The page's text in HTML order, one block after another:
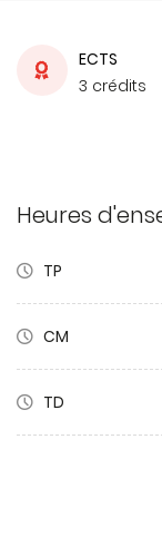
ECTS
3 crédits
Heures
TP
CM
TD